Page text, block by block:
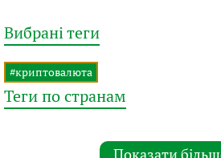
Вибрані теги
#криптовалюта
Теги по странам
Показати